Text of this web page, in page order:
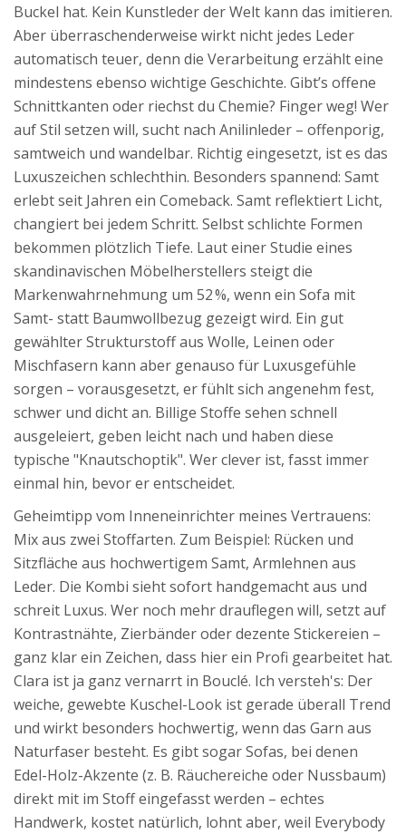
Buckel hat. Kein Kunstleder der Welt kann das imitieren.
Aber überraschenderweise wirkt nicht jedes Leder
automatisch teuer, denn die Verarbeitung erzählt eine
mindestens ebenso wichtige Geschichte. Gibt’s offene
Schnittkanten oder riechst du Chemie? Finger weg! Wer
auf Stil setzen will, sucht nach Anilinleder – offenporig,
samtweich und wandelbar. Richtig eingesetzt, ist es das
Luxuszeichen schlechthin. Besonders spannend: Samt
erlebt seit Jahren ein Comeback. Samt reflektiert Licht,
changiert bei jedem Schritt. Selbst schlichte Formen
bekommen plötzlich Tiefe. Laut einer Studie eines
skandinavischen Möbelherstellers steigt die
Markenwahrnehmung um 52 %, wenn ein Sofa mit
Samt- statt Baumwollbezug gezeigt wird. Ein gut
gewählter Strukturstoff aus Wolle, Leinen oder
Mischfasern kann aber genauso für Luxusgefühle
sorgen – vorausgesetzt, er fühlt sich angenehm fest,
schwer und dicht an. Billige Stoffe sehen schnell
ausgeleiert, geben leicht nach und haben diese
typische "Knautschoptik". Wer clever ist, fasst immer
einmal hin, bevor er entscheidet.
Geheimtipp vom Inneneinrichter meines Vertrauens:
Mix aus zwei Stoffarten. Zum Beispiel: Rücken und
Sitzfläche aus hochwertigem Samt, Armlehnen aus
Leder. Die Kombi sieht sofort handgemacht aus und
schreit Luxus. Wer noch mehr drauflegen will, setzt auf
Kontrastnähte, Zierbänder oder dezente Stickereien –
ganz klar ein Zeichen, dass hier ein Profi gearbeitet hat.
Clara ist ja ganz vernarrt in Bouclé. Ich versteh's: Der
weiche, gewebte Kuschel-Look ist gerade überall Trend
und wirkt besonders hochwertig, wenn das Garn aus
Naturfaser besteht. Es gibt sogar Sofas, bei denen
Edel-Holz-Akzente (z. B. Räuchereiche oder Nussbaum)
direkt mit im Stoff eingefasst werden – echtes
Handwerk, kostet natürlich, lohnt aber, weil Everybody